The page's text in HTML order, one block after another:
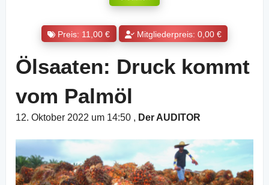
Preis: 11,00 € Mitgliederpreis: 0,00 €
Ölsaaten: Druck kommt
vom Palmöl
12. Oktober 2022 um 14:50 , Der AUDITOR